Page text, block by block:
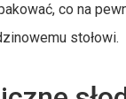
co na
stołowi.